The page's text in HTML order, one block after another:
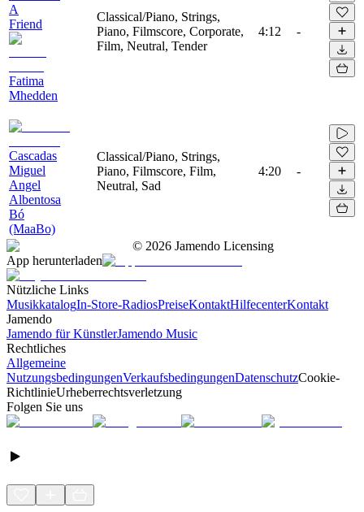
A
Friend
Fatima
Mhedden
Classical/Piano, Strings,
Piano, Filmscore, Corporate,
Film, Neutral, Tender
4:12 -
Cascadas
Miguel
Angel
Albentosa
Bó
(MaaBo)
Classical/Piano, Strings,
Piano, Filmscore, Film,
Neutral, Sad
4:20 -
© 2026 Jamendo Licensing
App herunterladen
Nützliche Links
MusikkatalogIn-Store-RadiosPreiseKontaktHilfecenterKontakt
Jamendo
Jamendo für KünstlerJamendo Music
Rechtliches
Allgemeine
NutzungsbedingungenVerkaufsbedingungenDatenschutzCookie-
RichtlinieUrheberrechtsverletzung
Folgen Sie uns